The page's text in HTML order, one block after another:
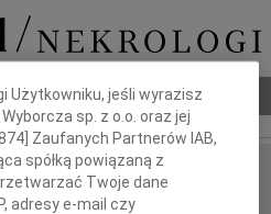
pogrzebowy
Obrębski
Użytkowniku, jeśli wyrazisz
sp. z o.o. oraz jej
] Zaufanych Partnerów IAB,
spółką powiązaną z
Twoje dane
adresy e-mail czy